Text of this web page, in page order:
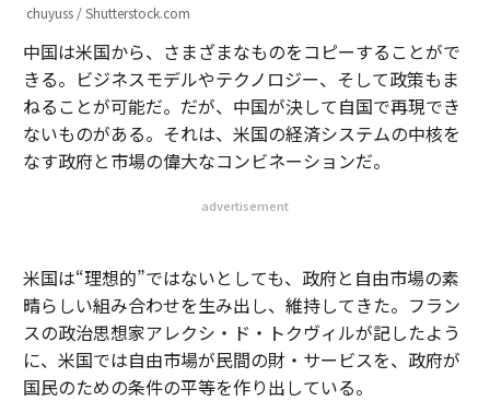
chuyuss / Shutterstock.com
中国は米国から、さまざまなものをコピーすることがで
きる。ビジネスモデルやテクノロジー、そして政策もま
ねることが可能だ。だが、中国が決して自国で再現でき
ないものがある。それは、米国の経済システムの中核を
なす政府と市場の偉大なコンビネーションだ。
advertisement
米国は“理想的”ではないとしても、政府と自由市場の素
晴らしい組み合わせを生み出し、維持してきた。フラン
スの政治思想家アレクシ・ド・トクヴィルが記したよう
に、米国では自由市場が民間の財・サービスを、政府が
国民のための条件の平等を作り出している。